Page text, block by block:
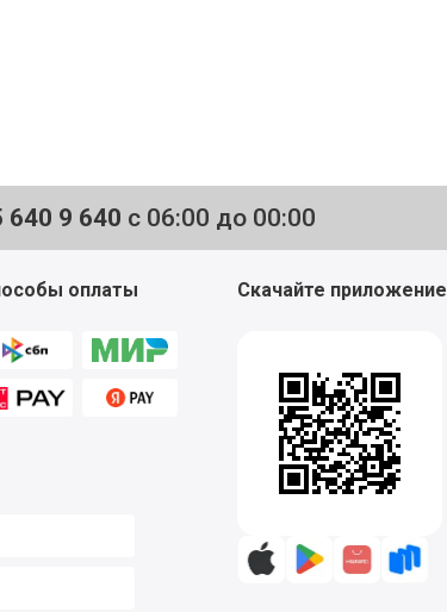
640 9 640 с 06:00 до 00:00
оплаты Скачайте приложение